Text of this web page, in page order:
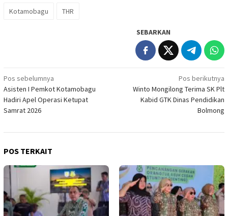
Kotamobagu THR
SEBARKAN
Navigasi
pos
Pos sebelumnya
Asisten I Pemkot Kotamobagu
Hadiri Apel Operasi Ketupat
Samrat 2026
Pos berikutnya
Winto Mongilong Terima SK Plt
Kabid GTK Dinas Pendidikan
Bolmong
POS TERKAIT